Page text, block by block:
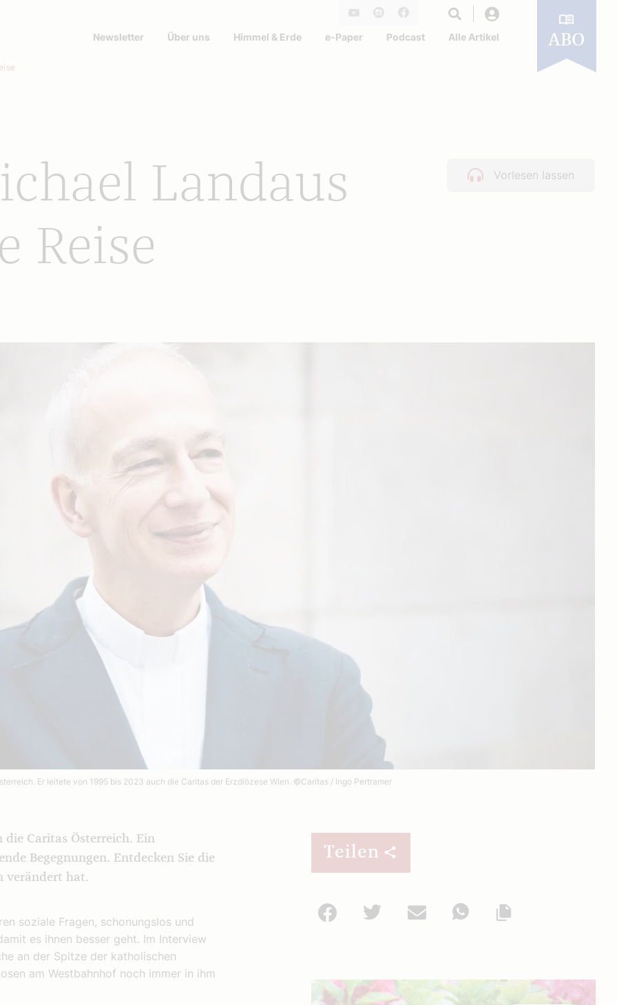
Facebook
Newsletter Über uns Himmel & Erde e-Paper Podcast Alle Artikel ABO
Vorlesen lassen
Landaus
Reise
Er leitete von 1995 bis 2023 auch die Caritas der Erzdiözese Wien. ©Caritas / Ingo Pertramer
die Caritas Österreich. Ein
Begegnungen. Entdecken Sie die
verändert hat.
soziale Fragen, schonungslos und
es ihnen besser geht. Im Interview
an der Spitze der katholischen
am Westbahnhof noch immer in ihm
Teilen
Facebook
Twitter Mail
WhatsApp